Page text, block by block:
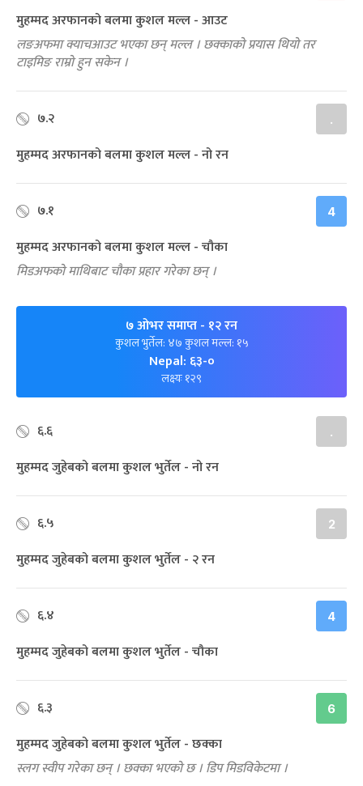
मुहम्मद अरफानको बलमा कुशल मल्ल - आउट
लङअफमा क्याचआउट भएका छन् मल्ल । छक्काको प्रयास थियो तर
टाइमिङ राम्रो हुन सकेन ।
७.२ .
मुहम्मद अरफानको बलमा कुशल मल्ल - नो रन
७.१ 4
मुहम्मद अरफानको बलमा कुशल मल्ल - चौका
मिडअफको माथिबाट चौका प्रहार गरेका छन् ।
७ ओभर समाप्त- १२ रन
कुशल भुर्तेल: ४७ कुशल मल्ल: १५
Nepal: ६३-०
लक्ष्यः १२९
६.६ .
मुहम्मद जुहेबको बलमा कुशल भुर्तेल - नो रन
६.५ 2
मुहम्मद जुहेबको बलमा कुशल भुर्तेल - २ रन
६.४ 4
मुहम्मद जुहेबको बलमा कुशल भुर्तेल - चौका
६.३ 6
मुहम्मद जुहेबको बलमा कुशल भुर्तेल - छक्का
स्लग स्वीप गरेका छन् । छक्का भएको छ । डिप मिडविकेटमा ।